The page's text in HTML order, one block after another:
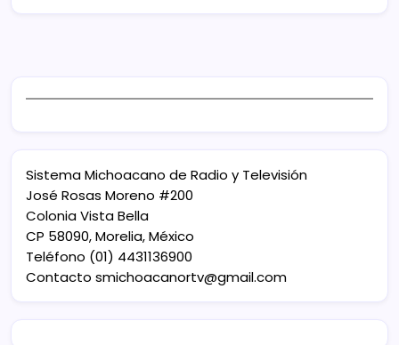
Sistema Michoacano de Radio y Televisión
José Rosas Moreno #200
Colonia Vista Bella
CP 58090, Morelia, México
Teléfono (01) 4431136900
Contacto smichoacanortv@gmail.com